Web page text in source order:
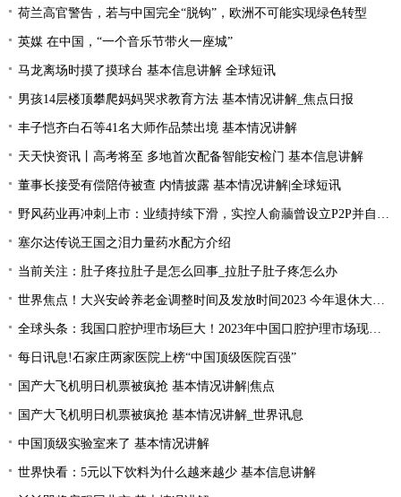
荷兰高官警告，若与中国完全“脱钩”，欧洲不可能实现绿色转型
英媒 在中国，“一个音乐节带火一座城”
马龙离场时摸了摸球台 基本信息讲解 全球短讯
男孩14层楼顶攀爬妈妈哭求教育方法 基本情况讲解_焦点日报
丰子恺齐白石等41名大师作品禁出境 基本情况讲解
天天快资讯丨高考将至 多地首次配备智能安检门 基本信息讲解
董事长接受有偿陪侍被查 内情披露 基本情况讲解|全球短讯
野风药业再冲刺上市：业绩持续下滑，实控人俞蘠曾设立P2P并自融 天天观察
塞尔达传说王国之泪力量药水配方介绍
当前关注：肚子疼拉肚子是怎么回事_拉肚子肚子疼怎么办
世界焦点！大兴安岭养老金调整时间及发放时间2023 今年退休大概会涨的的？
全球头条：我国口腔护理市场巨大！2023年中国口腔护理市场现状分析
每日讯息!石家庄两家医院上榜“中国顶级医院百强”
国产大飞机明日机票被疯抢 基本情况讲解|焦点
国产大飞机明日机票被疯抢 基本情况讲解_世界讯息
中国顶级实验室来了 基本情况讲解
世界快看：5元以下饮料为什么越来越少 基本信息讲解